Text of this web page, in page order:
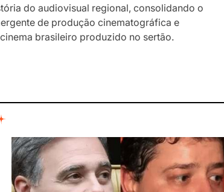
do audiovisual regional, consolidando o
de produção cinematográfica e
brasileiro produzido no sertão.